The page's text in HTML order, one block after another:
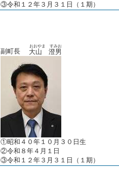
③令和１２年３月３１日（１期）
副町長 大山 澄男
おおやま すみお
①昭和４０年１０月３０日生
②令和８年４月１日
③令和１２年３月３１日（１期）